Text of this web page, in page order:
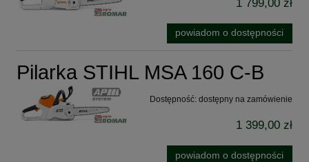
1 799,00 zł
powiadom o dostępności
Pilarka STIHL MSA 160 C-B
Dostępność: dostępny na zamówienie
1 399,00 zł
powiadom o dostępności